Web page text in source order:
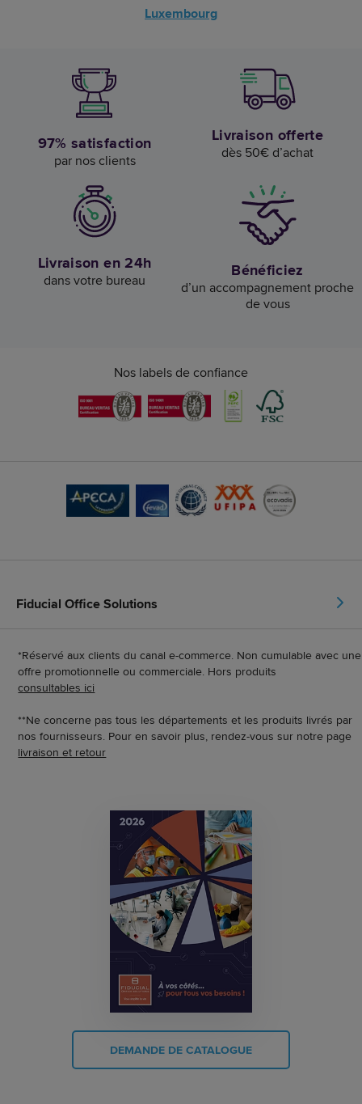
Luxembourg
97% satisfaction
par nos clients
Livraison offerte
dès 50€ d’achat
Livraison en 24h
dans votre bureau Bénéficiez
d’un accompagnement proche
de vous
Nos labels de confiance
Fiducial Office Solutions
*Réservé aux clients du canal e-commerce. Non cumulable avec une
offre promotionnelle ou commerciale. Hors produits
consultables ici
**Ne concerne pas tous les départements et les produits livrés par
nos fournisseurs. Pour en savoir plus, rendez-vous sur notre page
livraison et retour
DEMANDE DE CATALOGUE